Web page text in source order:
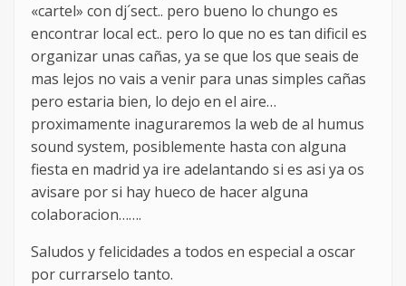
«cartel» con dj´sect.. pero bueno lo chungo es
encontrar local ect.. pero lo que no es tan dificil es
organizar unas cañas, ya se que los que seais de
mas lejos no vais a venir para unas simples cañas
pero estaria bien, lo dejo en el aire…
proximamente inaguraremos la web de al humus
sound system, posiblemente hasta con alguna
fiesta en madrid ya ire adelantando si es asi ya os
avisare por si hay hueco de hacer alguna
colaboracion…….
Saludos y felicidades a todos en especial a oscar
por currarselo tanto.